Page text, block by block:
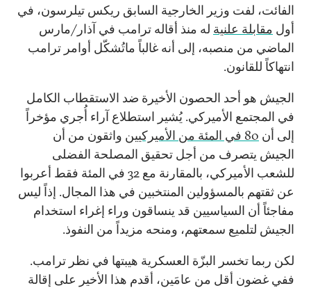
الفائت، لفت وزير الخارجية السابق ريكس تيلرسون، في
أول مقابلة علنية له منذ أقاله ترامب في آذار/مارس
الماضي من منصبه، إلى أنه غالباً ماتُشكّل أوامر ترامب
انتهاكاً للقانون.
الجيش هو أحد الحصون الأخيرة ضد الاستقطاب الكامل
في المجتمع الأميركي. يُشير استطلاع آراء أُجري مؤخراً
إلى أن 80 في المئة من الأميركيين
واثقون من أن
الجيش يتصرف من أجل تحقيق المصلحة الفضلى
للشعب الأميركي، بالمقارنة مع 32 في المئة فقط أعربوا
عن ثقتهم بالمسؤولين المنتخبين في هذا المجال. إذاً ليس
مفاجئاً أن السياسيين قد ينساقون وراء إغراء استخدام
الجيش لتلميع سمعتهم، ومنحه مزيداً من النفوذ.
لكن ربما تخسر البزّة العسكرية هيبتها في نظر ترامب.
ففي غضون أقل من عامَين، أقدم هذا الأخير على إقالة